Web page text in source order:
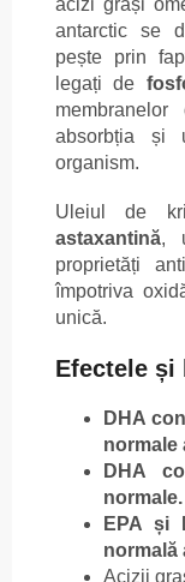
antarctic se
pește prin
legați de
absorbția și
organism.
Uleiul de
astaxantină,
proprietăți
împotriva
unică.
Efectele
DHA
normale
DHA
normale.
EPA și
normală
Acizii